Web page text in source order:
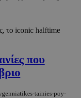
το iconic halftime
που
tainies-poy-